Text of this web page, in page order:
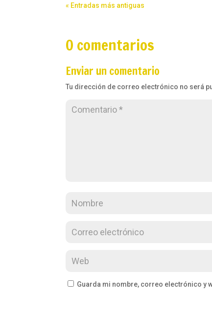
« Entradas más antiguas
0 comentarios
Enviar un comentario
Tu dirección de correo electrónico no será
Guarda mi nombre, correo electrónico y